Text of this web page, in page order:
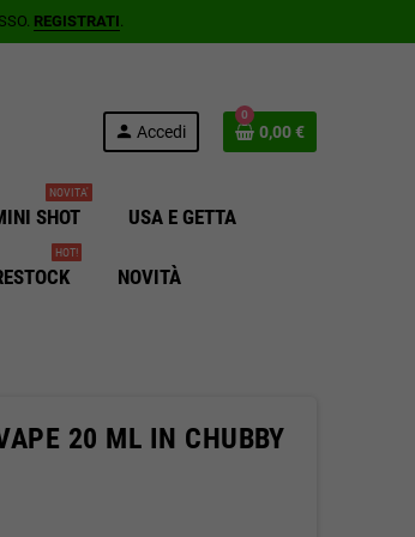
REGISTRATI.
person Accedi
0
0,00 €
SHOT
NOVITA'
USA E GETTA
HOT!
NOVITÀ
20 ML IN CHUBBY